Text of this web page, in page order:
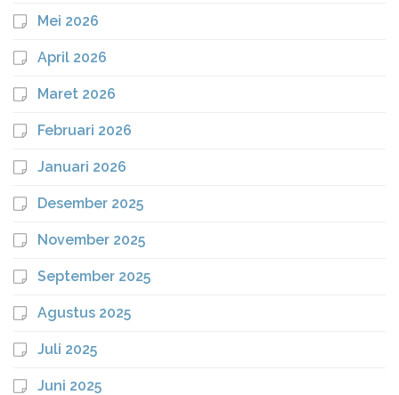
Mei 2026
April 2026
Maret 2026
Februari 2026
Januari 2026
Desember 2025
November 2025
September 2025
Agustus 2025
Juli 2025
Juni 2025